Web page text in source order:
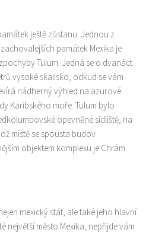
ještě zůstanu. Jednou z
památek Mexika je
Tulum. Jedná se o dvanáct
vysoké skalisko, odkud se vám
nádherný výhled na azurové
Karibského moře. Tulum bylo
opevněné sídliště, na
místě se spousta budov
objektem komplexu je Chrám
mexický stát, ale také jeho hlavní
největší město Mexika, nepřijde vám